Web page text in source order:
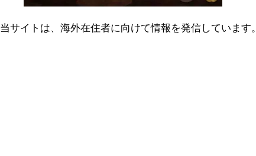
当サイトは、海外在住者に向けて情報を発信しています。